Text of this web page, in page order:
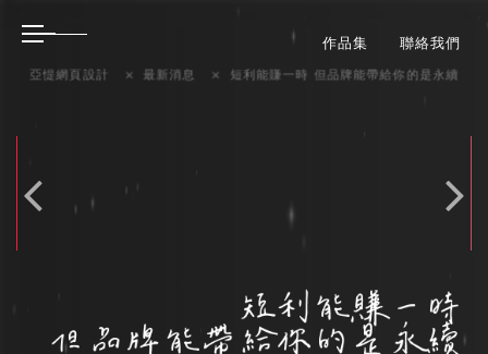
作品集 聯絡我們
亞惿網頁設計 最新消息 短利能賺一時 但品牌能帶給你的是永續